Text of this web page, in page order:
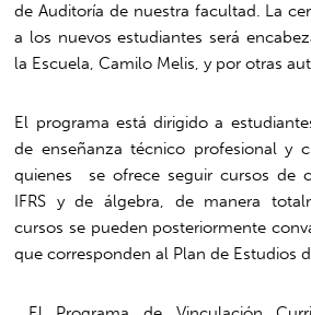
de Auditoría de nuestra facultad. La
a los nuevos estudiantes será
la Escuela, Camilo Melis, y por otras
El programa está dirigido a
de enseñanza técnico profesional y
quienes se ofrece seguir cursos de
IFRS y de álgebra, de manera
cursos se pueden posteriormente
que corresponden al Plan de Estudios